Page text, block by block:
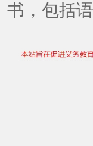
书，包括